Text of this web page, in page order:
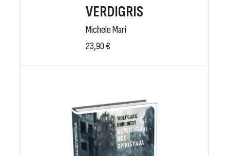
VERDIGRIS
Michele Mari
23,90€